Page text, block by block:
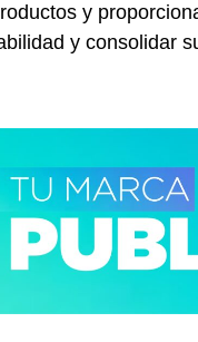
y
y consolidar